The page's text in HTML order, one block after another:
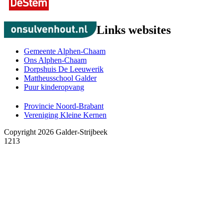
Links websites
Gemeente Alphen-Chaam
Ons Alphen-Chaam
Dorpshuis De Leeuwerik
Mattheusschool Galder
Puur kinderopvang
Provincie Noord-Brabant
Vereniging Kleine Kernen
Copyright 2026 Galder-Strijbeek
1213